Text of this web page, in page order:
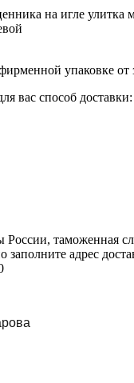
на игле улитка
упаковке
вас способ доставки:
России, таможенная
заполните адрес